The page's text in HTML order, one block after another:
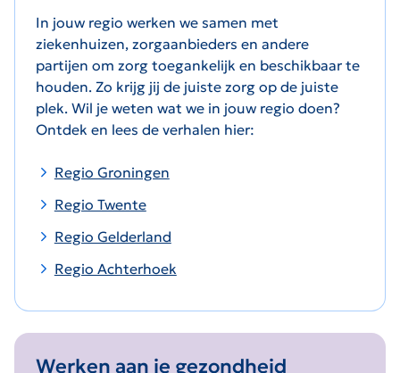
In jouw regio werken we samen met
ziekenhuizen, zorgaanbieders en andere
partijen om zorg toegankelijk en beschikbaar te
houden. Zo krijg jij de juiste zorg op de juiste
plek. Wil je weten wat we in jouw regio doen?
Ontdek en lees de verhalen hier:
Regio Groningen
Regio Twente
Regio Gelderland
Regio Achterhoek
Werken aan je gezondheid